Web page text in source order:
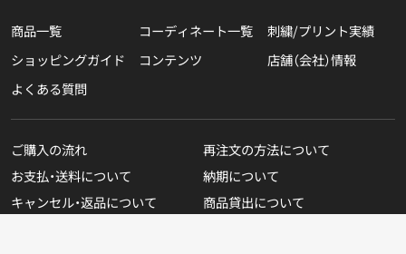
商品一覧 コーディネート一覧
刺繍/プリント実績
ショッピングガイド
コンテンツ
店舗（会社）情報
よくある質問
ご購入の流れ
再注文の方法について
お支払・送料について
納期について
キャンセル・返品について
商品貸出について